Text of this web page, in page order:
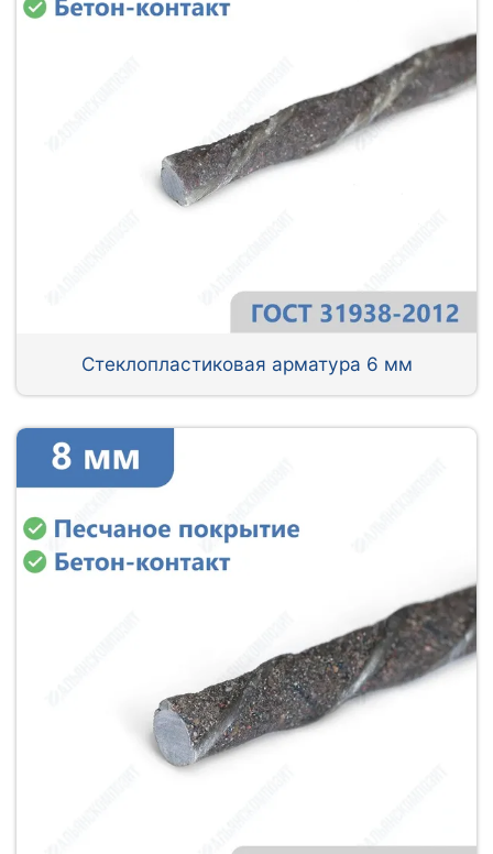
Стеклопластиковая арматура 6 мм